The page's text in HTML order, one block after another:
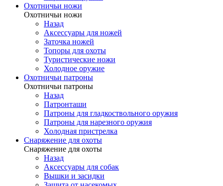
Охотничьи ножи
Охотничьи ножи
Назад
Аксессуары для ножей
Заточка ножей
Топоры для охоты
Туристические ножи
Холодное оружие
Охотничьи патроны
Охотничьи патроны
Назад
Патронташи
Патроны для гладкоствольного оружия
Патроны для нарезного оружия
Холодная пристрелка
Снаряжение для охоты
Снаряжение для охоты
Назад
Аксессуары для собак
Вышки и засидки